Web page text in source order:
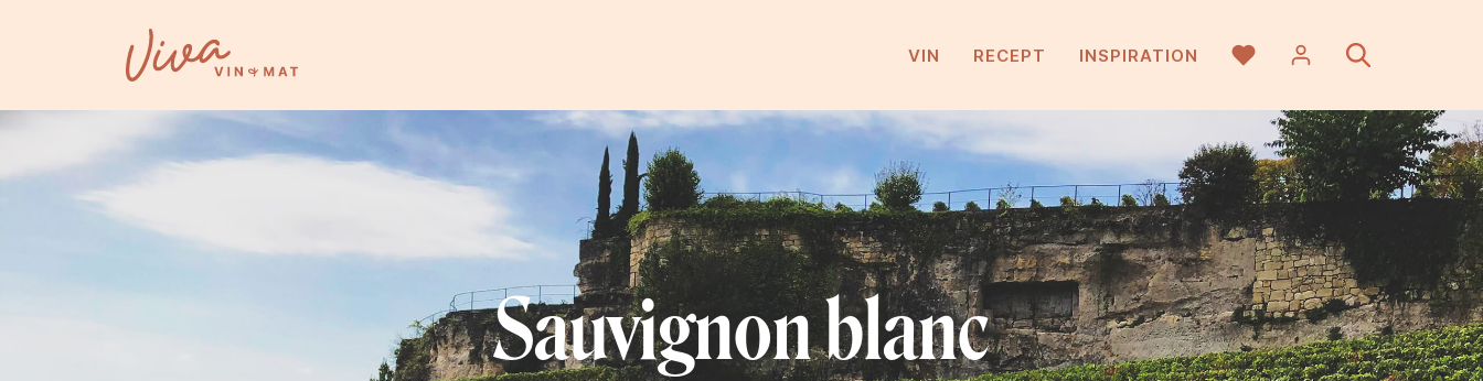
VIN RECEPT INSPIRATION
Sauvignon blanc